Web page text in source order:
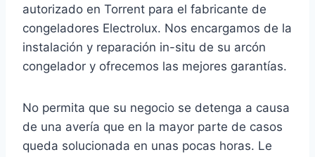
autorizado en Torrent para el fabricante de
congeladores Electrolux. Nos encargamos de la
instalación y reparación in-situ de su arcón
congelador y ofrecemos las mejores garantías.
No permita que su negocio se detenga a causa
de una avería que en la mayor parte de casos
queda solucionada en unas pocas horas. Le